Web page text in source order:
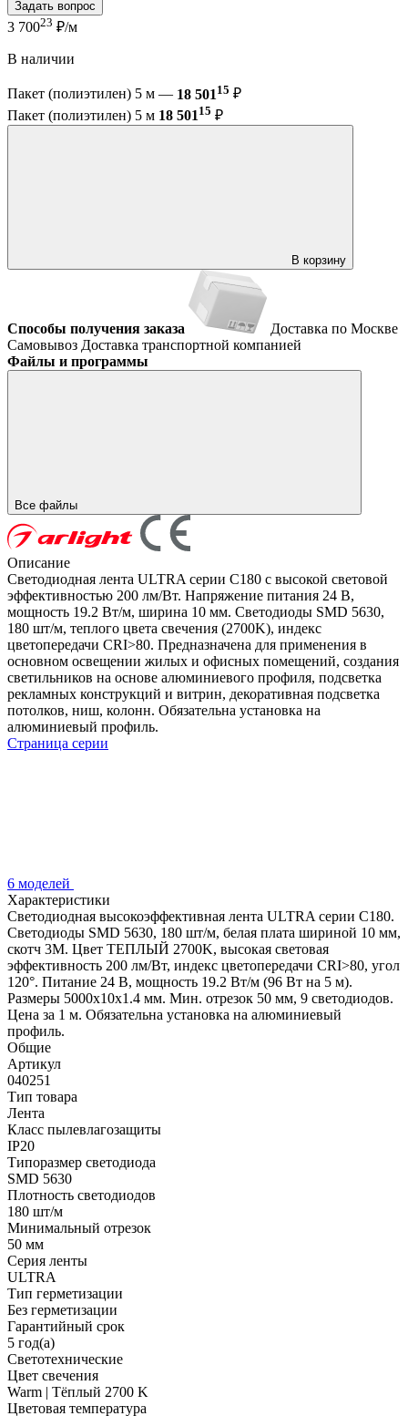
Задать вопрос
3 70023 ₽/м
В наличии
Пакет (полиэтилен) 5 м — 18 501 15 ₽
Пакет (полиэтилен) 5 м 18 501 15 ₽
В корзину
Способы получения заказа
Доставка по Москве
Самовывоз Доставка транспортной компанией
Файлы и программы
Все файлы
Описание
Светодиодная лента ULTRA серии C180 с высокой световой
эффективностью 200 лм/Вт. Напряжение питания 24 В,
мощность 19.2 Вт/м, ширина 10 мм. Светодиоды SMD 5630,
180 шт/м, теплого цвета свечения (2700K), индекс
цветопередачи CRI>80. Предназначена для применения в
основном освещении жилых и офисных помещений, создания
светильников на основе алюминиевого профиля, подсветка
рекламных конструкций и витрин, декоративная подсветка
потолков, ниш, колонн. Обязательна установка на
алюминиевый профиль.
Страница серии
6 моделей
Характеристики
Светодиодная высокоэффективная лента ULTRA серии C180.
Светодиоды SMD 5630, 180 шт/м, белая плата шириной 10 мм,
скотч 3M. Цвет ТЕПЛЫЙ 2700K, высокая световая
эффективность 200 лм/Вт, индекс цветопередачи CRI>80, угол
120°. Питание 24 В, мощность 19.2 Вт/м (96 Вт на 5 м).
Размеры 5000x10x1.4 мм. Мин. отрезок 50 мм, 9 светодиодов.
Цена за 1 м. Обязательна установка на алюминиевый
профиль.
Общие
Артикул
040251
Тип товара
Лента
Класс пылевлагозащиты
IP20
Типоразмер светодиода
SMD 5630
Плотность светодиодов
180 шт/м
Минимальный отрезок
50 мм
Серия ленты
ULTRA
Тип герметизации
Без герметизации
Гарантийный срок
5 год(а)
Светотехнические
Цвет свечения
Warm | Тёплый 2700 K
Цветовая температура